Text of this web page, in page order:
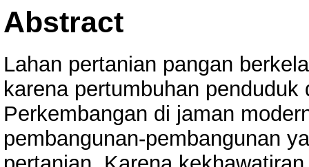
Abstract
Lahan pertanian pangan
karena pertumbuhan
Perkembangan di jaman
pembangunan-pembangunan